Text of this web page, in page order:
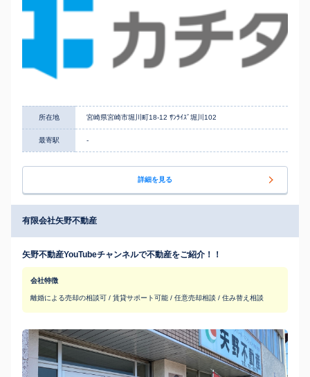
所在地 宮崎県宮崎市堀川町18-12 ｻﾝﾗｲｽﾞ堀川102
最寄駅 -
詳細を見る
有限会社矢野不動産
矢野不動産YouTubeチャンネルで不動産をご紹介！！
会社特徴
離婚による売却の相談可 / 賃貸サポート可能 / 任意売却相談 / 住み替え相談